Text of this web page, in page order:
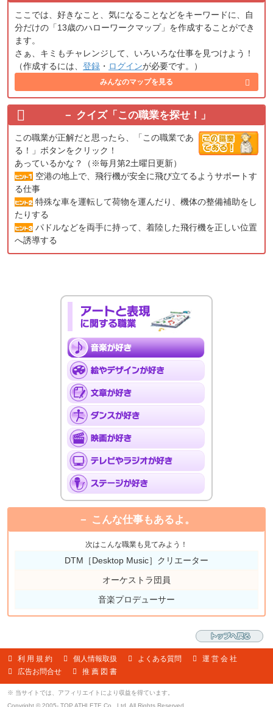
ここでは、好きなこと、気になることなどをキーワードに、自
分だけの「13歳のハローワークマップ」を作成することができ
ます。
さぁ、キミもチャレンジして、いろいろな仕事を見つけよう！
（作成するには、 登録 ・ ログインが必要です。）
みんなのマップを見る
クイズ「この職業を探せ！」
この職業が正解だと思ったら、「この職業であ
る！」ボタンをクリック！
あっているかな？（※毎月第2土曜日更新）
空港の地上で、飛行機が安全に飛び立てるようサポートす
る仕事
特殊な車を運転して荷物を運んだり、機体の整備補助をし
たりする
パドルなどを両手に持って、着陸した飛行機を正しい位置
へ誘導する
こんな仕事もあるよ。
次はこんな職業も見てみよう！
DTM［Desktop Music］クリエーター
オーケストラ団員
音楽プロデューサー
利 用 規 約 個人情報取扱 よくある質問
運 営 会 社
広告お問合せ
推 薦 図 書
※ 当サイトでは、アフィリエイトにより収益を得ています。
Copyright © 2005- TOP ATHLETE Co., Ltd. All Rights Reserved.